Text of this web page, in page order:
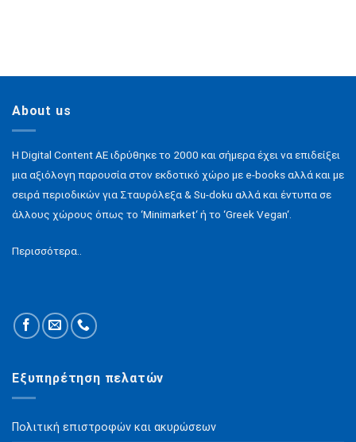
About us
H Digital Content ΑΕ ιδρύθηκε το 2000 και σήμερα έχει να επιδείξει
μια αξιόλογη παρουσία στον εκδοτικό χώρο με e-books αλλά και με
σειρά περιοδικών για Σταυρόλεξα & Su-doku αλλά και έντυπα σε
άλλους χώρους όπως το ‘Minimarket‘ ή το ‘Greek Vegan‘.
Περισσότερα..
Εξυπηρέτηση πελατών
Πολιτική επιστροφών και ακυρώσεων